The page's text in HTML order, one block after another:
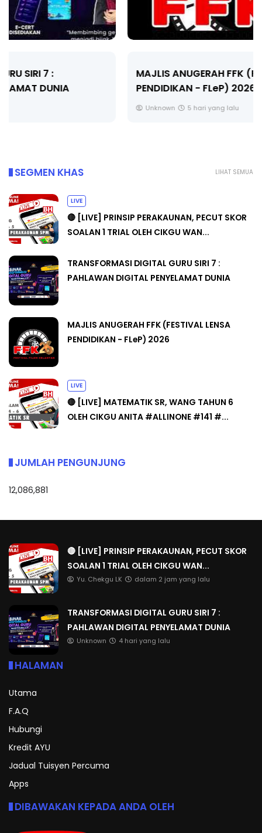
MAJLIS ANUGERAH FFK (FESTIVAL LENSA
PENDIDIKAN - FLeP) 2026
LIHAT SEMUA
SEGMEN KHAS
LIVE
🔴 [LIVE] PRINSIP PERAKAUNAN, PECUT SKOR
SOALAN 1 TRIAL OLEH CIKGU WAN...
TRANSFORMASI DIGITAL GURU SIRI 7 :
PAHLAWAN DIGITAL PENYELAMAT DUNIA
MAJLIS ANUGERAH FFK (FESTIVAL LENSA
PENDIDIKAN - FLeP) 2026
LIVE
🔴 [LIVE] MATEMATIK SR, WANG TAHUN 6
OLEH CIKGU ANITA #ALLINONE #141 #...
JUMLAH PENGUNJUNG
12,086,881
🔴 [LIVE] PRINSIP PERAKAUNAN, PECUT SKOR
SOALAN 1 TRIAL OLEH CIKGU WAN...
Yu. Chekgu LK dalam 2 jam yang lalu
TRANSFORMASI DIGITAL GURU SIRI 7 :
PAHLAWAN DIGITAL PENYELAMAT DUNIA
Unknown 4 hari yang lalu
HALAMAN
Utama
F.A.Q
Hubungi
Kredit AYU
Jadual Tuisyen Percuma
Apps
DIBAWAKAN KEPADA ANDA OLEH